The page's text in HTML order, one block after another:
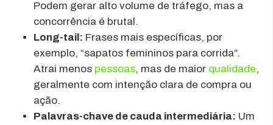
Podem gerar alto volume de tráfego, mas a
concorrência é brutal.
Long-tail: Frases mais específicas, por
exemplo, “sapatos femininos para corrida”.
Atrai menos pessoas, mas de maior qualidade,
geralmente com intenção clara de compra ou
ação.
Palavras-chave de cauda intermediária: Um